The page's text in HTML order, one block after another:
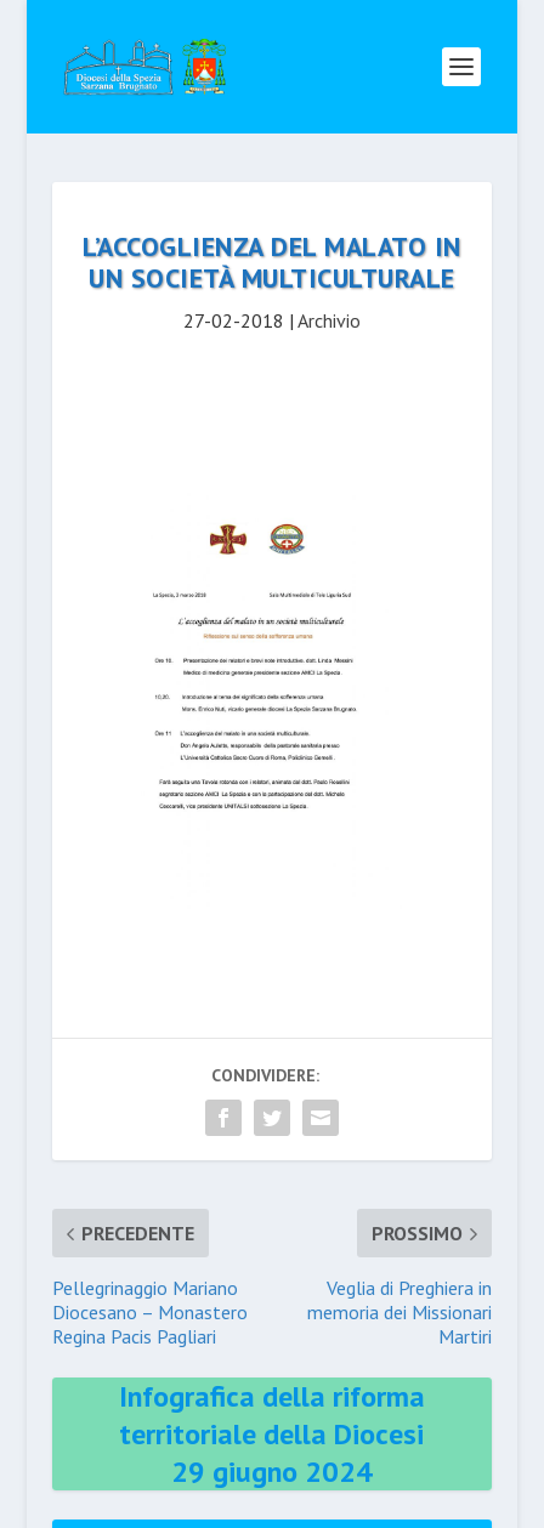
L’ACCOGLIENZA DEL MALATO IN
UN SOCIETÀ MULTICULTURALE
27-02-2018 | Archivio
CONDIVIDERE:
PRECEDENTE
Pellegrinaggio Mariano
Diocesano – Monastero
Regina Pacis Pagliari
PROSSIMO
Veglia di Preghiera in
memoria dei Missionari
Martiri
Infografica della riforma
territoriale della Diocesi
29 giugno 2024